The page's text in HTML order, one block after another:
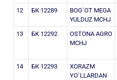
12 БК 12289
BOG`OT MEGA
YULDUZ MCHJ
13 БК 12292
OSTONA AGRO
MCHJ
14 БК 12293
XORAZM
YO`LLARDAN